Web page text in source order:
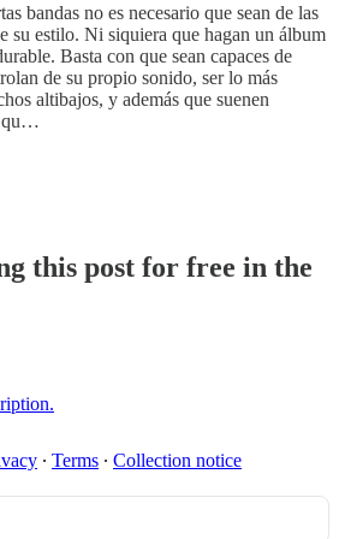
bandas no es necesario que sean de las
su estilo. Ni siquiera que hagan un álbum
Basta con que sean capaces de
de su propio sonido, ser lo más
altibajos, y además que suenen
qu…
this post for free in the
∙ Terms ∙ Collection notice